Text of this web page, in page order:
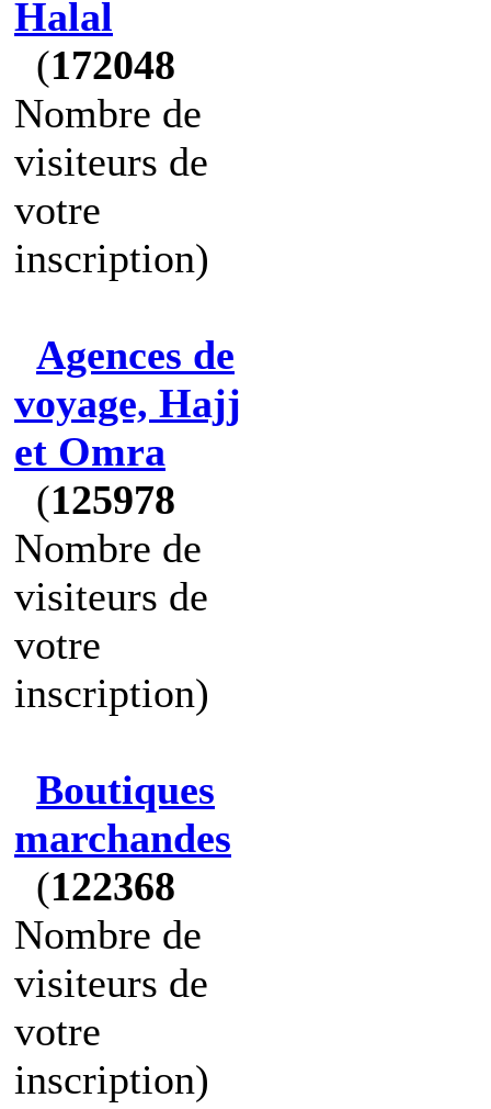
Halal
(172048
Nombre de
visiteurs de
votre
inscription)
Agences de
voyage, Hajj
et Omra
(125978
Nombre de
visiteurs de
votre
inscription)
Boutiques
marchandes
(122368
Nombre de
visiteurs de
votre
inscription)